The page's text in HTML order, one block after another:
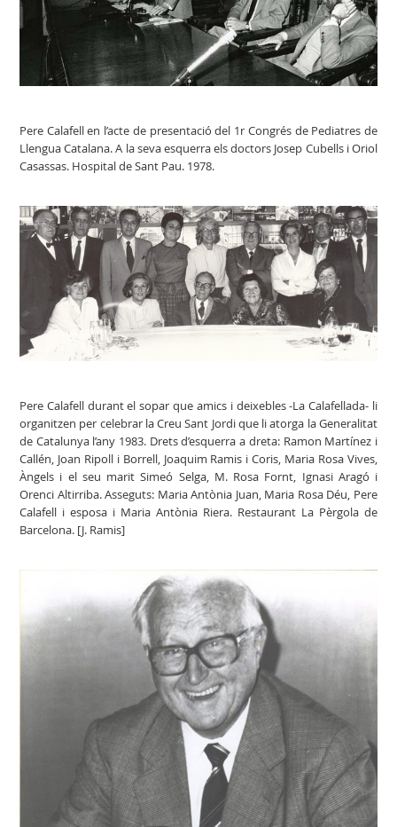
Pere Calafell en l’acte de presentació del 1r Congrés de Pediatres de
Llengua Catalana. A la seva esquerra els doctors Josep Cubells i Oriol
Casassas. Hospital de Sant Pau. 1978.
Pere Calafell durant el sopar que amics i deixebles -La Calafellada- li
organitzen per celebrar la Creu Sant Jordi que li atorga la Generalitat
de Catalunya l’any 1983. Drets d’esquerra a dreta: Ramon Martínez i
Callén, Joan Ripoll i Borrell, Joaquim Ramis i Coris, Maria Rosa Vives,
Àngels i el seu marit Simeó Selga, M. Rosa Fornt, Ignasi Aragó i
Orenci Altirriba. Asseguts: Maria Antònia Juan, Maria Rosa Déu, Pere
Calafell i esposa i Maria Antònia Riera. Restaurant La Pèrgola de
Barcelona. [J. Ramis]